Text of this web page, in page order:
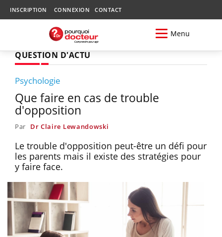
INSCRIPTION CONNEXION CONTACT
Menu
QUESTION D'ACTU
Psychologie
Que faire en cas de trouble
d'opposition
Par Dr Claire Lewandowski
Le trouble d'opposition peut-être un défi pour
les parents mais il existe des stratégies pour
y faire face.